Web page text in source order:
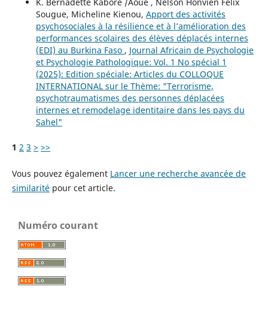
Sougue, Micheline Kienou, Apport des activités
psychosociales à la résilience et à l’amélioration des
performances scolaires des élèves déplacés internes
(EDI) au Burkina Faso , Journal Africain de Psychologie
et Psychologie Pathologique: Vol. 1 No spécial 1
(2025): Edition spéciale: Articles du COLLOQUE
INTERNATIONAL sur le Thème: "Terrorisme,
psychotraumatismes des personnes déplacées
internes et remodelage identitaire dans les pays du
Sahel"
1 2 3 > >>
Vous pouvez également Lancer une recherche avancée de
similaritépour cet article.
Numéro courant